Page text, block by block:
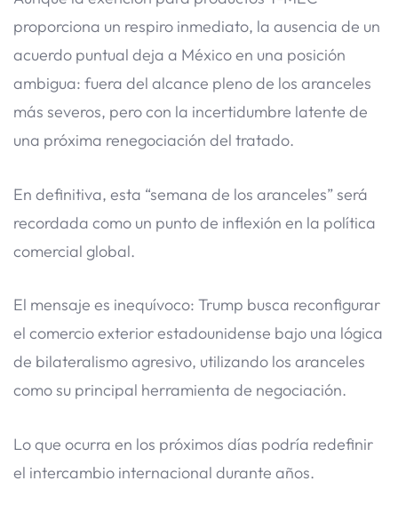
proporciona un respiro inmediato, la ausencia de un
acuerdo puntual deja a México en una posición
ambigua: fuera del alcance pleno de los aranceles
más severos, pero con la incertidumbre latente de
una próxima renegociación del tratado.
En definitiva, esta “semana de los aranceles” será
recordada como un punto de inflexión en la política
comercial global.
El mensaje es inequívoco: Trump busca reconfigurar
el comercio exterior estadounidense bajo una lógica
de bilateralismo agresivo, utilizando los aranceles
como su principal herramienta de negociación.
Lo que ocurra en los próximos días podría redefinir
el intercambio internacional durante años.